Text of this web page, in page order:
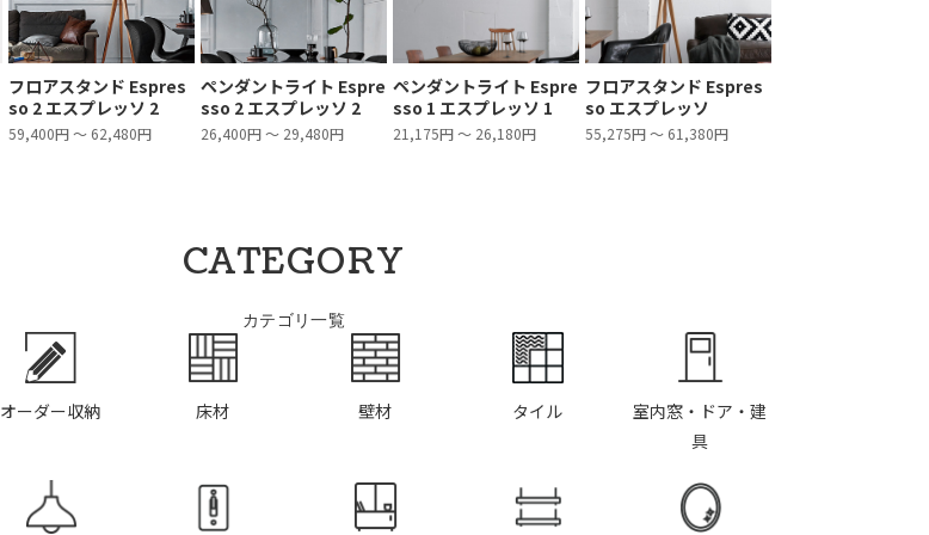
フロアスタンド Espres
so 2 エスプレッソ 2
59,400円 ～ 62,480円
ペンダントライト Espre
sso 2 エスプレッソ 2
26,400円 ～ 29,480円
ペンダントライト Espre
sso 1 エスプレッソ 1
21,175円 ～ 26,180円
フロアスタンド Espres
so エスプレッソ
55,275円 ～ 61,380円
CATEGORY
カテゴリ一覧
オーダー収納 床材 壁材 タイル
室内窓・ドア・建
具